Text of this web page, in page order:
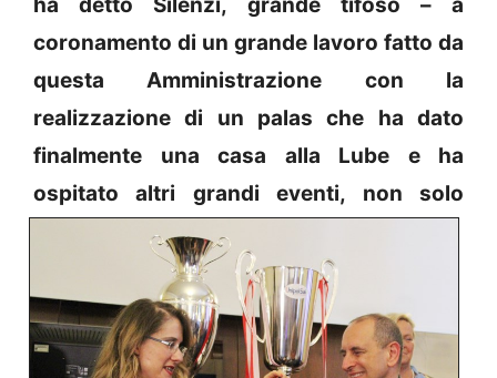
coronamento di un grande lavoro fatto da
questa Amministrazione con la
realizzazione di un palas che ha dato
finalmente una casa alla Lube e ha
ospitato altri grandi eventi, non solo